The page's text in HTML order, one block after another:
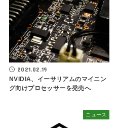
2021.02.19
NVIDIA、イーサリアムのマイニン
グ向けプロセッサーを発売へ
ニュース